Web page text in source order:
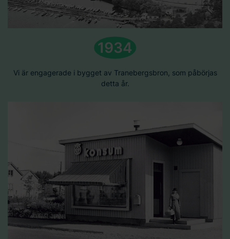
1934
Vi är engagerade i bygget av Tranebergsbron, som påbörjas
detta år.